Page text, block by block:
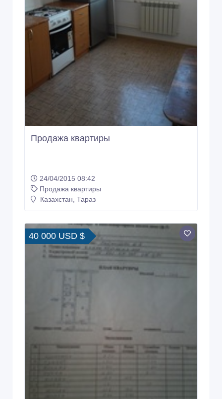
Продажа квартиры
24/04/2015 08:42
Продажа квартиры
Казахстан, Тараз
40 000 USD $